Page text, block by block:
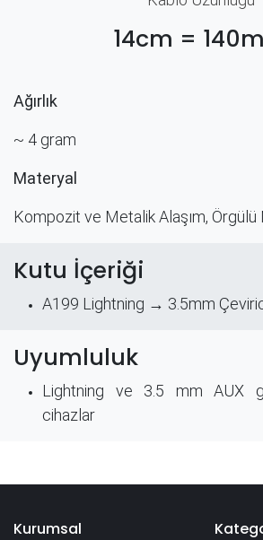
14cm =
Ağırlık
~ 4 gram
Materyal
Kompozit ve Metalik Alaşım,
Kutu İçeriği
A199 Lightning → 3.5mm
Uyumluluk
Lightning ve 3.5 mm AUX
cihazlar
Kurumsal